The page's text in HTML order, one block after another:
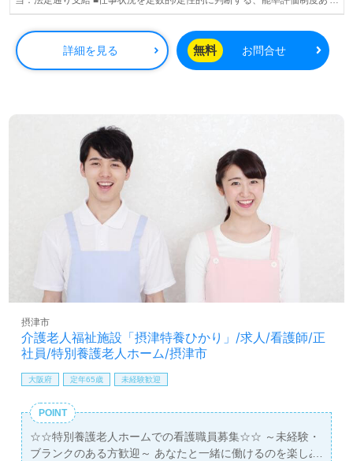
り。
詳細を見る 無料 お問合せ
介護老人福祉施設「摂津特養ひかり」/求人/看護師/正
社員/特別養護老人ホーム/摂津市
摂津市
大阪府 定年65歳 未経験歓迎
POINT
☆☆特別養護老人ホームでの看護職員募集☆☆ ～未経験・
ブランクのある方歓迎～ あなたと一緒に働けるのを楽しみ